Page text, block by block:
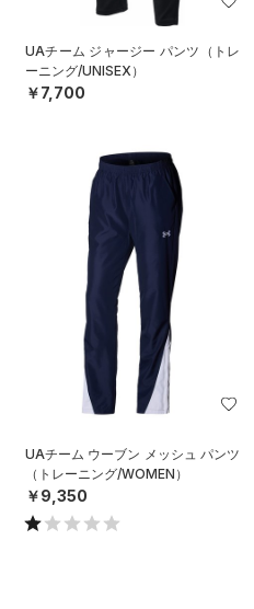
UAチーム ジャージー パンツ（トレ
ーニング/UNISEX）
￥7,700
UAチーム ウーブン メッシュ パンツ
（トレーニング/WOMEN）
￥9,350